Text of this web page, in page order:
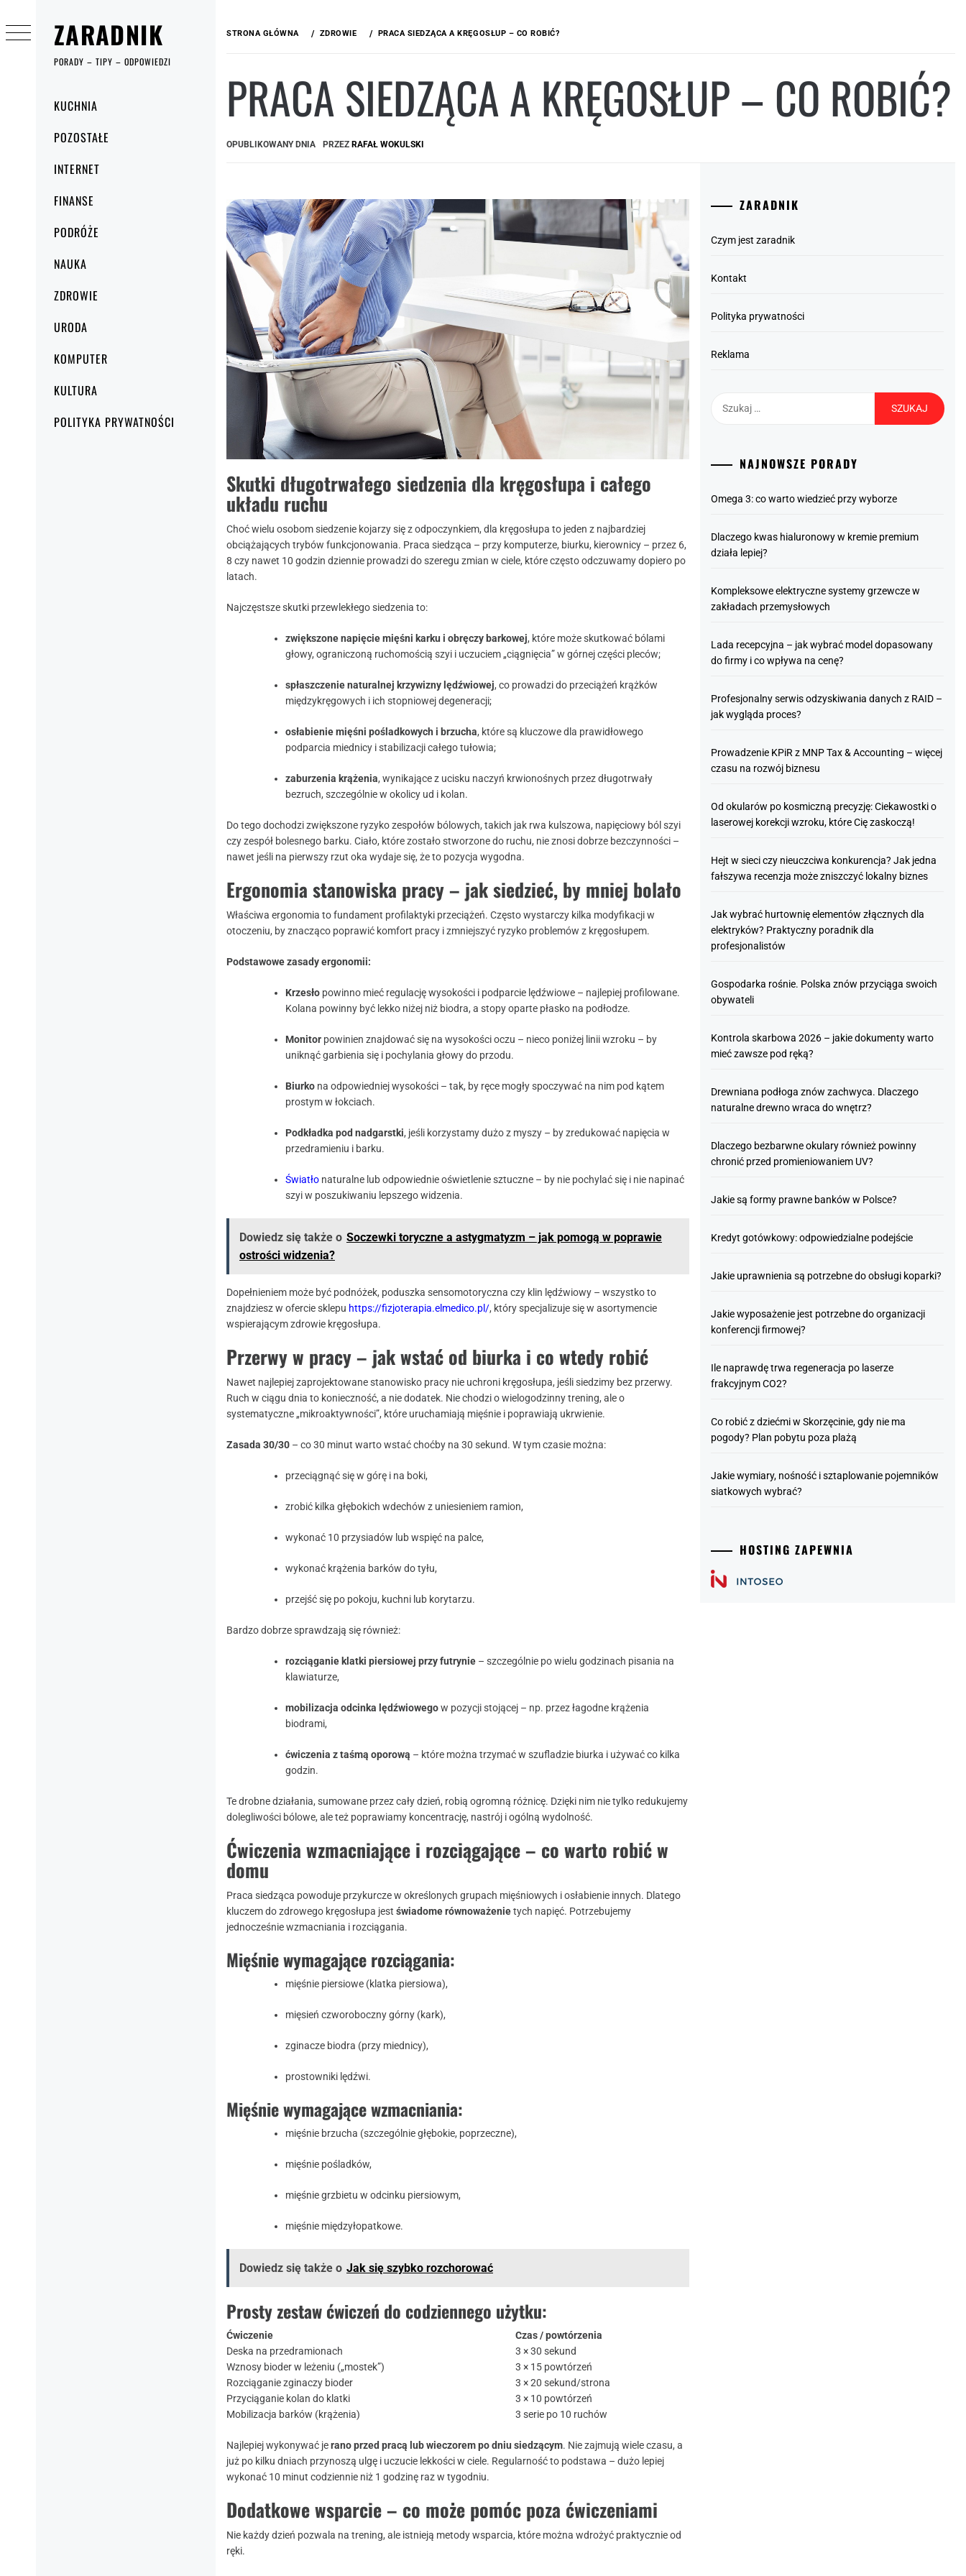
ZARADNIK
PORADY – TIPY – ODPOWIEDZI
główneKUCHNIA
POZOSTAŁE
INTERNET
FINANSE
PODRÓŻE
NAUKA
ZDROWIE
URODA
KOMPUTER
KULTURA
POLITYKA PRYWATNOŚCI
do
treści
STRONA GŁÓWNA ZDROWIE PRACA SIEDZĄCA A KRĘGOSŁUP – CO ROBIĆ?
PRACA SIEDZĄCA A KRĘGOSŁUP – CO ROBIĆ?
OPUBLIKOWANY DNIA PRZEZ RAFAŁ WOKULSKI
Skutki długotrwałego siedzenia dla kręgosłupa i całego
układu ruchu
Choć wielu osobom siedzenie kojarzy się z odpoczynkiem, dla kręgosłupa to jeden z najbardziej
obciążających trybów funkcjonowania. Praca siedząca – przy komputerze, biurku, kierownicy – przez 6,
8 czy nawet 10 godzin dziennie prowadzi do szeregu zmian w ciele, które często odczuwamy dopiero po
latach.
Najczęstsze skutki przewlekłego siedzenia to:
zwiększone napięcie mięśni karku i obręczy barkowej, które może skutkować bólami
głowy, ograniczoną ruchomością szyi i uczuciem „ciągnięcia” w górnej części pleców;
spłaszczenie naturalnej krzywizny lędźwiowej, co prowadzi do przeciążeń krążków
międzykręgowych i ich stopniowej degeneracji;
osłabienie mięśni pośladkowych i brzucha, które są kluczowe dla prawidłowego
podparcia miednicy i stabilizacji całego tułowia;
zaburzenia krążenia, wynikające z ucisku naczyń krwionośnych przez długotrwały
bezruch, szczególnie w okolicy ud i kolan.
Do tego dochodzi zwiększone ryzyko zespołów bólowych, takich jak rwa kulszowa, napięciowy ból szyi
czy zespół bolesnego barku. Ciało, które zostało stworzone do ruchu, nie znosi dobrze bezczynności –
nawet jeśli na pierwszy rzut oka wydaje się, że to pozycja wygodna.
Ergonomia stanowiska pracy – jak siedzieć, by mniej bolało
Właściwa ergonomia to fundament profilaktyki przeciążeń. Często wystarczy kilka modyfikacji w
otoczeniu, by znacząco poprawić komfort pracy i zmniejszyć ryzyko problemów z kręgosłupem.
Podstawowe zasady ergonomii:
Krzesło powinno mieć regulację wysokości i podparcie lędźwiowe – najlepiej profilowane.
Kolana powinny być lekko niżej niż biodra, a stopy oparte płasko na podłodze.
Monitor powinien znajdować się na wysokości oczu – nieco poniżej linii wzroku – by
uniknąć garbienia się i pochylania głowy do przodu.
Biurko na odpowiedniej wysokości – tak, by ręce mogły spoczywać na nim pod kątem
prostym w łokciach.
Podkładka pod nadgarstki, jeśli korzystamy dużo z myszy – by zredukować napięcia w
przedramieniu i barku.
Światło naturalne lub odpowiednie oświetlenie sztuczne – by nie pochylać się i nie napinać
szyi w poszukiwaniu lepszego widzenia.
Dowiedz się także o Soczewki toryczne a astygmatyzm – jak pomogą w poprawie
ostrości widzenia?
Dopełnieniem może być podnóżek, poduszka sensomotoryczna czy klin lędźwiowy – wszystko to
znajdziesz w ofercie sklepu https://fizjoterapia.elmedico.pl/, który specjalizuje się w asortymencie
wspierającym zdrowie kręgosłupa.
Przerwy w pracy – jak wstać od biurka i co wtedy robić
Nawet najlepiej zaprojektowane stanowisko pracy nie uchroni kręgosłupa, jeśli siedzimy bez przerwy.
Ruch w ciągu dnia to konieczność, a nie dodatek. Nie chodzi o wielogodzinny trening, ale o
systematyczne „mikroaktywności”, które uruchamiają mięśnie i poprawiają ukrwienie.
Zasada 30/30 – co 30 minut warto wstać choćby na 30 sekund. W tym czasie można:
przeciągnąć się w górę i na boki,
zrobić kilka głębokich wdechów z uniesieniem ramion,
wykonać 10 przysiadów lub wspięć na palce,
wykonać krążenia barków do tyłu,
przejść się po pokoju, kuchni lub korytarzu.
Bardzo dobrze sprawdzają się również:
rozciąganie klatki piersiowej przy futrynie – szczególnie po wielu godzinach pisania na
klawiaturze,
mobilizacja odcinka lędźwiowegow pozycji stojącej – np. przez łagodne krążenia
biodrami,
ćwiczenia z taśmą oporową – które można trzymać w szufladzie biurka i używać co kilka
godzin.
Te drobne działania, sumowane przez cały dzień, robią ogromną różnicę. Dzięki nim nie tylko redukujemy
dolegliwości bólowe, ale też poprawiamy koncentrację, nastrój i ogólną wydolność.
Ćwiczenia wzmacniające i rozciągające – co warto robić w
domu
Praca siedząca powoduje przykurcze w określonych grupach mięśniowych i osłabienie innych. Dlatego
kluczem do zdrowego kręgosłupa jest świadome równoważenietych napięć. Potrzebujemy
jednocześnie wzmacniania i rozciągania.
Mięśnie wymagające rozciągania:
mięśnie piersiowe (klatka piersiowa),
mięsień czworoboczny górny (kark),
zginacze biodra (przy miednicy),
prostowniki lędźwi.
Mięśnie wymagające wzmacniania:
mięśnie brzucha (szczególnie głębokie, poprzeczne),
mięśnie pośladków,
mięśnie grzbietu w odcinku piersiowym,
mięśnie międzyłopatkowe.
Dowiedz się także o Jak się szybko rozchorować
Prosty zestaw ćwiczeń do codziennego użytku:
Ćwiczenie
Czas / powtórzenia
Deska na przedramionach
3 × 30 sekund
Wznosy bioder w leżeniu („mostek”)
3 × 15 powtórzeń
Rozciąganie zginaczy bioder
3 × 20 sekund/strona
Przyciąganie kolan do klatki
3 × 10 powtórzeń
Mobilizacja barków (krążenia)
3 serie po 10 ruchów
Najlepiej wykonywać jerano przed pracą lub wieczorem po dniu siedzącym. Nie zajmują wiele czasu, a
już po kilku dniach przynoszą ulgę i uczucie lekkości w ciele. Regularność to podstawa – dużo lepiej
wykonać 10 minut codziennie niż 1 godzinę raz w tygodniu.
Dodatkowe wsparcie – co może pomóc poza ćwiczeniami
Nie każdy dzień pozwala na trening, ale istnieją metody wsparcia, które można wdrożyć praktycznie od
ręki.
ZARADNIK
Czym jest zaradnik
Kontakt
Polityka prywatności
Reklama
NAJNOWSZE PORADY
Omega 3: co warto wiedzieć przy wyborze
Dlaczego kwas hialuronowy w kremie premium
działa lepiej?
Kompleksowe elektryczne systemy grzewcze w
zakładach przemysłowych
Lada recepcyjna – jak wybrać model dopasowany
do firmy i co wpływa na cenę?
Profesjonalny serwis odzyskiwania danych z RAID –
jak wygląda proces?
Prowadzenie KPiR z MNP Tax & Accounting – więcej
czasu na rozwój biznesu
Od okularów po kosmiczną precyzję: Ciekawostki o
laserowej korekcji wzroku, które Cię zaskoczą!
Hejt w sieci czy nieuczciwa konkurencja? Jak jedna
fałszywa recenzja może zniszczyć lokalny biznes
Jak wybrać hurtownię elementów złącznych dla
elektryków? Praktyczny poradnik dla
profesjonalistów
Gospodarka rośnie. Polska znów przyciąga swoich
obywateli
Kontrola skarbowa 2026 – jakie dokumenty warto
mieć zawsze pod ręką?
Drewniana podłoga znów zachwyca. Dlaczego
naturalne drewno wraca do wnętrz?
Dlaczego bezbarwne okulary również powinny
chronić przed promieniowaniem UV?
Jakie są formy prawne banków w Polsce?
Kredyt gotówkowy: odpowiedzialne podejście
Jakie uprawnienia są potrzebne do obsługi koparki?
Jakie wyposażenie jest potrzebne do organizacji
konferencji firmowej?
Ile naprawdę trwa regeneracja po laserze
frakcyjnym CO2?
Co robić z dziećmi w Skorzęcinie, gdy nie ma
pogody? Plan pobytu poza plażą
Jakie wymiary, nośność i sztaplowanie pojemników
siatkowych wybrać?
HOSTING ZAPEWNIA